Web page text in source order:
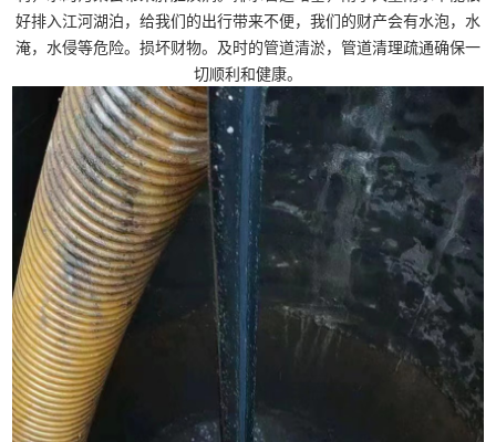
好排入江河湖泊，给我们的出行带来不便，我们的财产会有水泡，水
淹，水侵等危险。损坏财物。及时的管道清淤，管道清理疏通确保一
切顺利和健康。